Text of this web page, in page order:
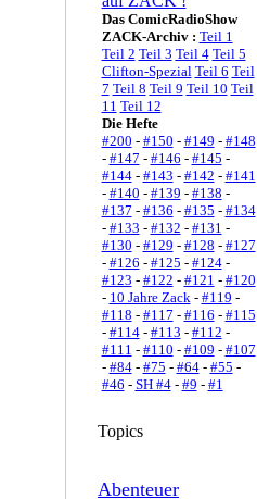
Das ComicRadioShow
ZACK-Archiv : Teil 1
Teil 2 Teil 3 Teil 4 Teil 5
Clifton-Spezial Teil 6 Teil
7 Teil 8 Teil 9 Teil 10 Teil
11 Teil 12
Die Hefte
#200 - #150 - #149 - #148
- #147 - #146 - #145 -
#144- #143 - #142 - #141
- #140 - #139 - #138 -
#137 - #136 - #135 - #134
- #133 - #132 - #131 -
#130 - #129 - #128 - #127
- #126 - #125 - #124-
#123 - #122 - #121 - #120
- 10 Jahre Zack- #119 -
#118 - #117 - #116 - #115
- #114- #113 - #112 -
#111 - #110 - #109 - #107
- #84- #75 - #64- #55 -
#46 - SH #4- #9 - #1
Topics
Abenteuer